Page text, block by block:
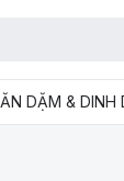
ĂN DẶM & DINH